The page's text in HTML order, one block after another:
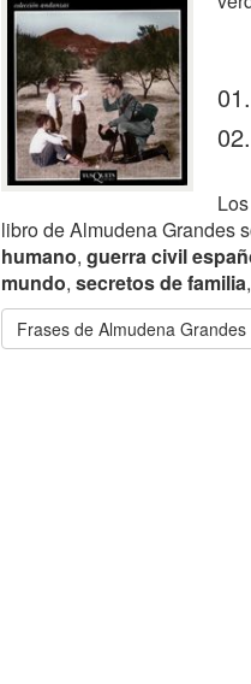
01.
02.
libro de Almudena Grandes
humano, guerra civil
mundo, secretos de familia,
Frases de Almudena Grandes